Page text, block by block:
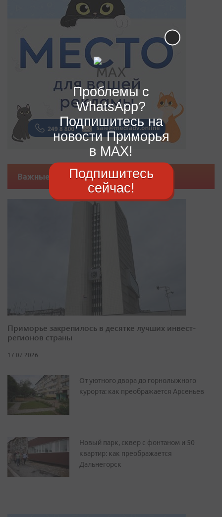
Важные новости
Приморье закрепилось в десятке лучших инвест-
регионов страны
17.07.2026
От уютного двора до горнолыжного
курорта: как преображается Арсеньев
Новый парк, сквер с фонтаном и 50
квартир: как преображается
Дальнегорск
Проблемы с
WhatsApp?
Подпишитесь на
новости Приморья
в MAX!
Подпишитесь
сейчас!